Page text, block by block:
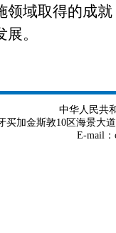
领域取得的成
。
中华人民共
买加金斯敦10区海景大道
E-mail：